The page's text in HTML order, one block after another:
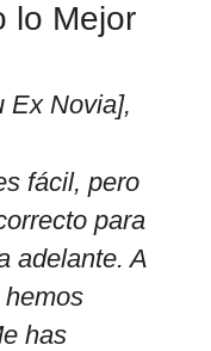
lo Mejor
Ex Novia],
fácil, pero
para
adelante. A
has